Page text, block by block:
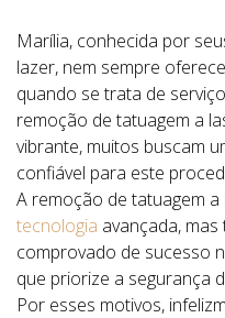
Marília, conhecida por
lazer, nem sempre
quando se trata de
remoção de tatuagem a
vibrante, muitos buscam
confiável para este
A remoção de tatuagem
tecnologia avançada,
comprovado de sucesso
que priorize a segurança
Por esses motivos,